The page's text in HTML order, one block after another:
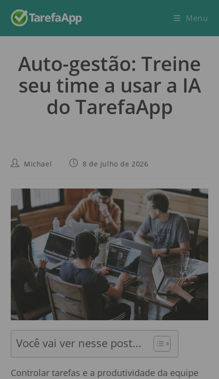
Menu
Auto-gestão: Treine
seu time a usar a IA
do TarefaApp
Michael 8 de julho de 2026
Você vai ver nesse post...
Controlar tarefas e a produtividade da equipe